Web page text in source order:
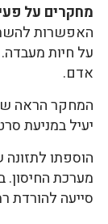
מחקרים על
האפשרות
על חיות מעבדה.
אדם.
יעיל במניעת
הוספתו
מערכת
סייעה להורדת